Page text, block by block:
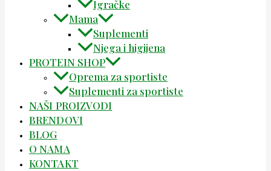
Igračke
Mama
Suplementi
Njega i higijena
PROTEIN SHOP
Oprema za sportiste
Suplementi za sportiste
NAŠI PROIZVODI
BRENDOVI
BLOG
O NAMA
KONTAKT